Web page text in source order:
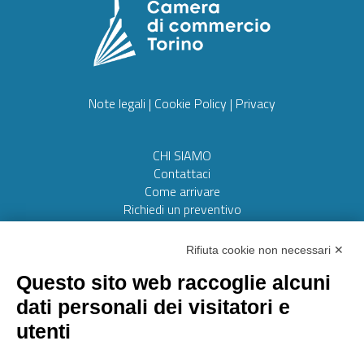
Note legali | Cookie Policy | Privacy
CHI SIAMO
Contattaci
Come arrivare
Richiedi un preventivo
Web realizzato da:Otto srl
AMMINISTRAZIONE TRASPARENTE
Rifiuta cookie non necessari ✕
Questo sito web raccoglie alcuni
dati personali dei visitatori e
utenti